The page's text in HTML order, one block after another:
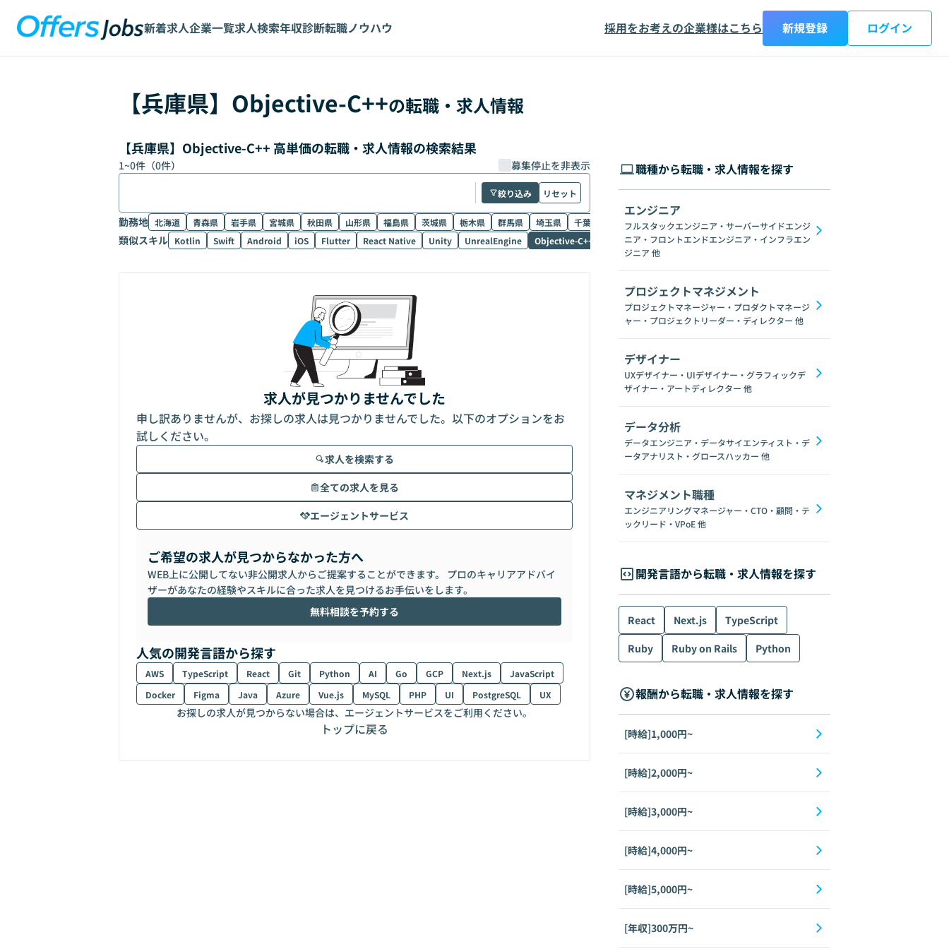
新着求人企業一覧求人検索年収診断転職ノウハウ 採用をお考えの企業様はこちら 新規登録 ログイン
【兵庫県】 Objective-C++の転職・求人情報
【兵庫県】Objective-C++ 高単価の転職・求人情報の検索結果
1~0件（0件） 募集停止を非表示
絞り込み リセット
勤務地 北海道 青森県 岩手県 宮城県 秋田県 山形県 福島県 茨城県 栃木県 群馬県 埼玉県 千葉県 東京都 神奈川県 新潟県 富山県 石川県
類似スキル Kotlin Swift Android iOS Flutter React Native Unity UnrealEngine Objective-C++ Electron Microsoft Power Platform Xamarin
求人が見つかりませんでした
申し訳ありませんが、お探しの求人は見つかりませんでした。以下のオプションをお
試しください。
求人を検索する
全ての求人を見る
エージェントサービス
ご希望の求人が見つからなかった方へ
WEB上に公開してない非公開求人からご提案することができます。 プロのキャリアアドバイ
ザーがあなたの経験やスキルに合った求人を見つけるお手伝いをします。
無料相談を予約する
人気の開発言語から探す
AWS TypeScript React Git Python AI Go GCP Next.js
JavaScript
Docker
Figma Java Azure Vue.js MySQL PHP UI PostgreSQL UX
お探しの求人が見つからない場合は、エージェントサービスをご利用ください。
トップに戻る
職種から転職・求人情報を探す
エンジニア
フルスタックエンジニア・サーバーサイドエンジ
ニア・フロントエンドエンジニア・インフラエン
ジニア 他
プロジェクトマネジメント
プロジェクトマネージャー・プロダクトマネージ
ャー・プロジェクトリーダー・ディレクター 他
デザイナー
UXデザイナー・UIデザイナー・グラフィックデ
ザイナー・アートディレクター 他
データ分析
データエンジニア・データサイエンティスト・デ
ータアナリスト・グロースハッカー 他
マネジメント職種
エンジニアリングマネージャー・CTO・顧問・テ
ックリード・VPoE他
開発言語から転職・求人情報を探す
React Next.js
TypeScript
Ruby
Ruby on Rails Python
報酬から転職・求人情報を探す
[時給]1,000円~
[時給]2,000円~
[時給]3,000円~
[時給]4,000円~
[時給]5,000円~
[年収]300万円~